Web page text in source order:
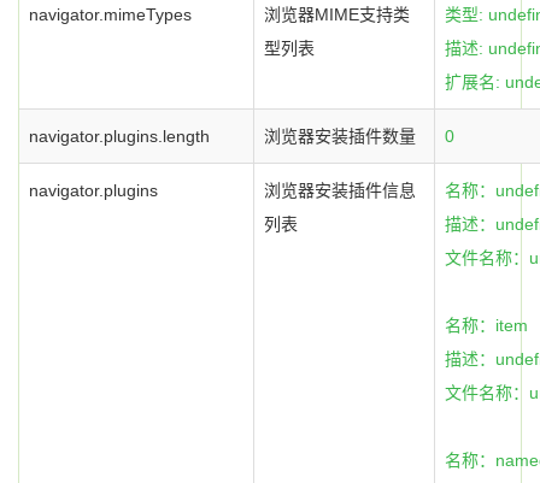
navigator.mimeTypes
浏览器MIME支持类
型列表
类型:
描述:
扩展名:
navigator.plugins.length 浏览器安装插件数量 0
navigator.plugins
浏览器安装插件信息
列表
名称：
描述：
文件名称：
名称：item
描述：
文件名称：
名称：